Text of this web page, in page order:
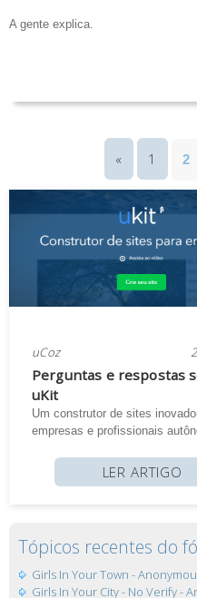
A gente explica.
« 1 2
uCoz
Perguntas e respostas
uKit
Um construtor de sites
empresas e profissionais
LER ARTIGO
Tópicos recentes do
Girls In Your Town -
Girls In Your City - No Verify -